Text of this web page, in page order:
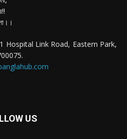
Hospital Link Road, Eastern Park,
US